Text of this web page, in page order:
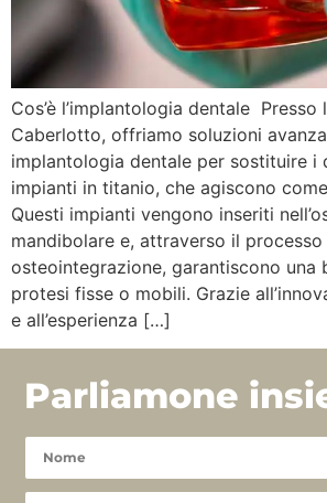
Cos’è l’implantologia dentale Presso
Caberlotto, offriamo soluzioni
implantologia dentale per sostituire i
impianti in titanio, che agiscono
Questi impianti vengono inseriti
mandibolare e, attraverso il processo
osteointegrazione, garantiscono una
protesi fisse o mobili. Grazie
e all’esperienza […]
Parliamone